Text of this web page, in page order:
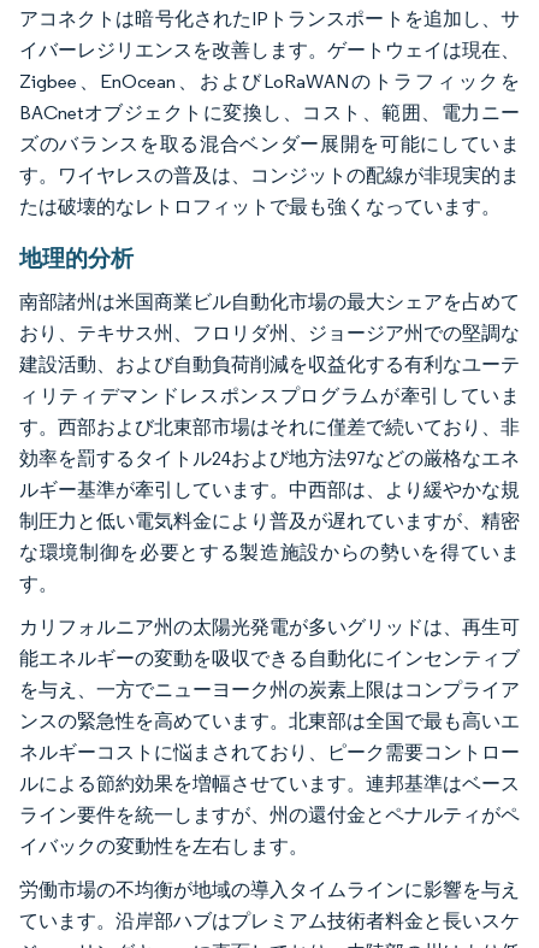
アコネクトは暗号化されたIPトランスポートを追加し、サ
イバーレジリエンスを改善します。ゲートウェイは現在、
Zigbee、EnOcean、およびLoRaWANのトラフィックを
BACnetオブジェクトに変換し、コスト、範囲、電力ニー
ズのバランスを取る混合ベンダー展開を可能にしていま
す。ワイヤレスの普及は、コンジットの配線が非現実的ま
たは破壊的なレトロフィットで最も強くなっています。
地理的分析
南部諸州は米国商業ビル自動化市場の最大シェアを占めて
おり、テキサス州、フロリダ州、ジョージア州での堅調な
建設活動、および自動負荷削減を収益化する有利なユーテ
ィリティデマンドレスポンスプログラムが牽引していま
す。西部および北東部市場はそれに僅差で続いており、非
効率を罰するタイトル24および地方法97などの厳格なエネ
ルギー基準が牽引しています。中西部は、より緩やかな規
制圧力と低い電気料金により普及が遅れていますが、精密
な環境制御を必要とする製造施設からの勢いを得ていま
す。
カリフォルニア州の太陽光発電が多いグリッドは、再生可
能エネルギーの変動を吸収できる自動化にインセンティブ
を与え、一方でニューヨーク州の炭素上限はコンプライア
ンスの緊急性を高めています。北東部は全国で最も高いエ
ネルギーコストに悩まされており、ピーク需要コントロー
ルによる節約効果を増幅させています。連邦基準はベース
ライン要件を統一しますが、州の還付金とペナルティがペ
イバックの変動性を左右します。
労働市場の不均衡が地域の導入タイムラインに影響を与え
ています。沿岸部ハブはプレミアム技術者料金と長いスケ